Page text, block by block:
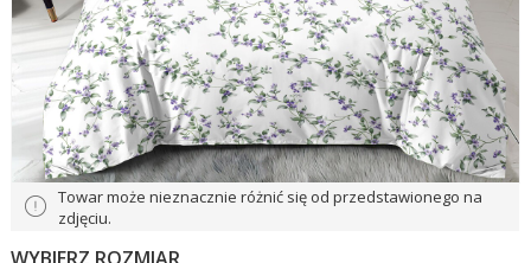
Towar może nieznacznie różnić się od przedstawionego na
zdjęciu.